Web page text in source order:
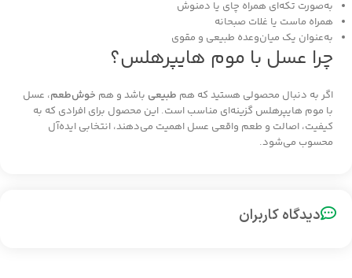
به‌صورت تکه‌ای همراه چای یا دمنوش
همراه ماست یا غلات صبحانه
به‌عنوان یک میان‌وعده طبیعی و مقوی
چرا عسل با موم هایپرهلس؟
اگر به دنبال محصولی هستید که هم طبیعی باشد و هم خوش‌طعم، عسل
با موم هایپرهلس گزینه‌ای مناسب است. این محصول برای افرادی که به
کیفیت، اصالت و طعم واقعی عسل اهمیت می‌دهند، انتخابی ایده‌آل
محسوب می‌شود.
دیدگاه کاربران